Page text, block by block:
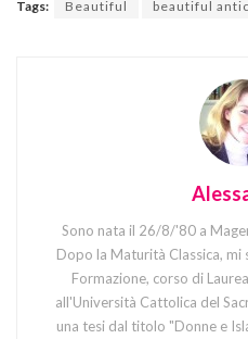
Tags: Beautiful beautiful
Sono nata il 26/8/'80 a
Dopo la Maturità Classica, mi
Formazione, corso di
all'Università Cattolica del
una tesi dal titolo "Donne e